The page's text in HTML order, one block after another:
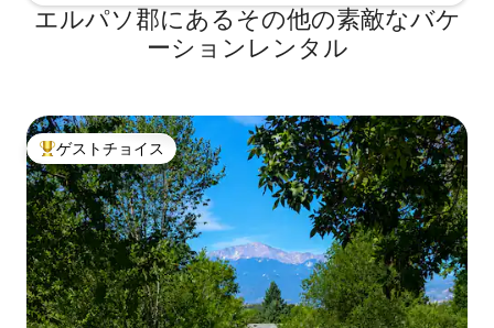
エルパソ郡にあるその他の素敵なバケ
ーションレンタル
大好評のゲストチョイスです。
ゲストチョイス